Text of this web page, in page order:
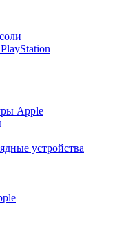
Apple
устройства